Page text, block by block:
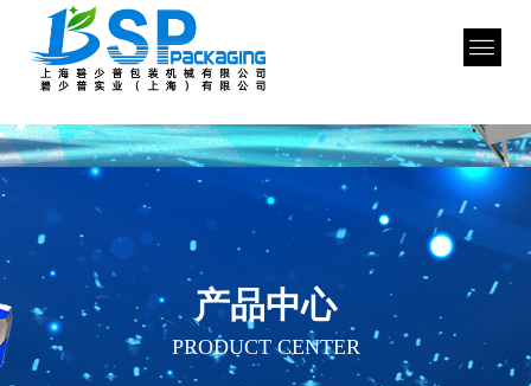
产品中心
PRODUCT CENTER